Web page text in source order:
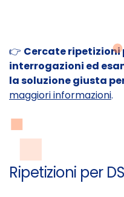
👉 Cercate ripetizioni
interrogazioni ed
la soluzione giusta
maggiori informazioni.
Ripetizioni per